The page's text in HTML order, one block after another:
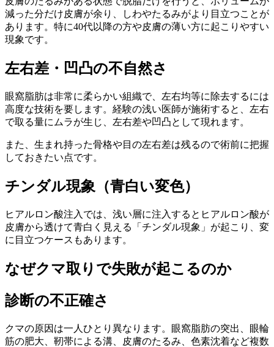
減った分だけ皮膚が余り、しわやたるみがより目立つことが
あります。特に40代以降の方や皮膚の薄い方に起こりやすい
現象です。
左右差・凹凸の不自然さ
眼窩脂肪は非常に柔らかい組織で、左右均等に除去するには
高度な技術を要します。経験の浅い医師が施術すると、左右
で取る量にムラが生じ、左右差や凹凸として現れます。
また、生まれ持った骨格や目の左右差は残るので術前に把握
しておきたい点です。
チンダル現象（青白い変色）
ヒアルロン酸注入では、浅い層に注入するとヒアルロン酸が
皮膚から透けて青白く見える「チンダル現象」が起こり、変
に目立つケースもあります。
なぜクマ取りで失敗が起こるのか
診断の不正確さ
クマの原因は一人ひとり異なります。眼窩脂肪の突出、眼輪
筋の肥大、靭帯による溝、皮膚のたるみ、色素沈着など複数